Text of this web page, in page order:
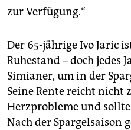
zur Verfügung.“
Der 65-jährige Ivo Jaric
Ruhestand – doch jedes
Simianer, um in der
Seine Rente reicht nicht
Herzprobleme und
Nach der Spargelsaison